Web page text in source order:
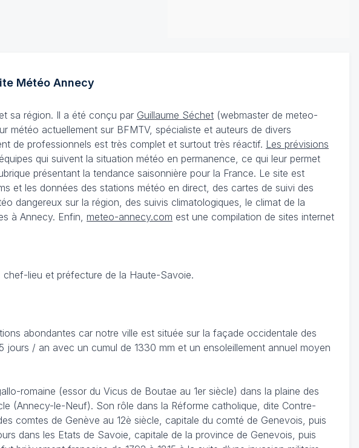
MétéoAnnecy
et sa région. Il a été conçu par Guillaume Séchet (webmaster de meteo-
météo actuellement sur BFMTV, spécialiste et auteurs de divers
de professionnels est très complet et surtout très réactif. Les prévisions
qui suivent la situation météo en permanence, ce qui leur permet
présentant la tendance saisonnière pour la France. Le site est
et les données des stations météo en direct, des cartes de suivi des
dangereux sur la région, des suivis climatologiques, le climat de la
à Annecy. Enfin, meteo-annecy.com est une compilation de sites internet
lieu et préfecture de la Haute-Savoie.
abondantes car notre ville est située sur la façade occidentale des
/ an avec un cumul de 1330 mm et un ensoleillement annuel moyen
romaine (essor du Vicus de Boutae au 1er siècle) dans la plaine des
(Annecy-le-Neuf). Son rôle dans la Réforme catholique, dite Contre-
comtes de Genève au 12è siècle, capitale du comté de Genevois, puis
dans les Etats de Savoie, capitale de la province de Genevois, puis